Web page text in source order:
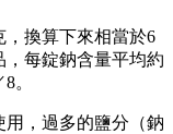
，換算下來相當於6
每錠鈉含量平均約
。
，過多的鹽分（鈉